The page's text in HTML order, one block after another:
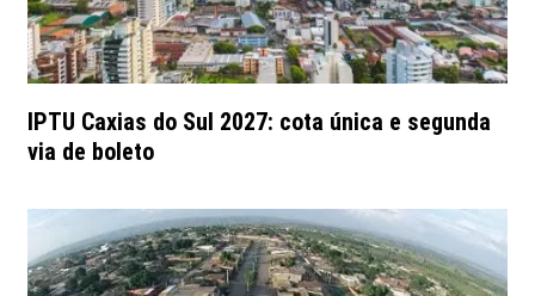
IPTU Caxias do Sul 2027: cota única e segunda
via de boleto